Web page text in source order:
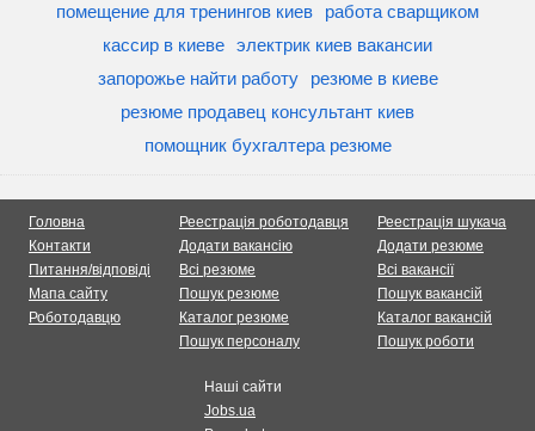
помещение для тренингов киев
работа сварщиком
кассир в киеве электрик киев вакансии
запорожье найти работу
резюме в киеве
резюме продавец консультант киев
помощник бухгалтера резюме
Головна
Контакти
Питання/відповіді
Мапа сайту
Роботодавцю
Реестрація роботодавця
Додати вакансію
Всі резюме
Пошук резюме
Каталог резюме
Пошук персоналу
Реестрація шукача
Додати резюме
Всі вакансії
Пошук вакансій
Каталог вакансій
Пошук роботи
Наші сайти
Jobs.ua